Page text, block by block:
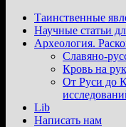
Таинственные
Научные статьи
Археология.
Славяно-
Кровь на
От Руси до
Lib
Написать нам